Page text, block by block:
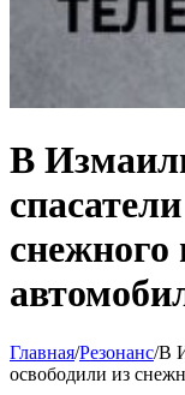
В
снежного
Главная/Резонанс/В
освободили из